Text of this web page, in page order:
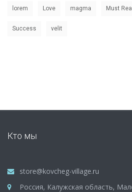
lorem Love magma Must
Success velit
Кто мы
store@kovcheg-village.ru
Россия, Калужская область,